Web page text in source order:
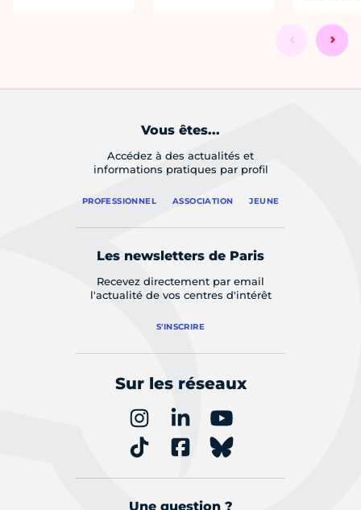
Vous êtes...
Accédez à des actualités et
informations pratiques par profil
PROFESSIONNEL ASSOCIATION JEUNE
Les newsletters de Paris
Recevez directement par email
l'actualité de vos centres d'intérêt
S'INSCRIRE
Sur les réseaux
Une question ?